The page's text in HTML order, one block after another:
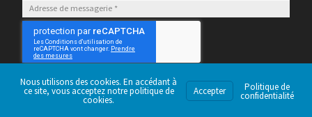
S’abonner
Nous utilisons des cookies. En accédant à
ce site, vous acceptez notre politique de
cookies.
Accepter Politique de
confidentialité